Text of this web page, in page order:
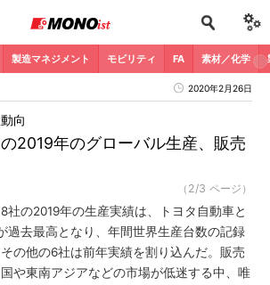
製造マネジメント モビリティ FA 素材／化学
2020年2月26日
2019年のグローバル生産、販売
向
（2/3 ページ）
社の2019年の生産実績は、トヨタ自動車と
過去最高となり、年間世界生産台数の記録
の他の6社は前年実績を割り込んだ。販売
や東南アジアなどの市場が低迷する中、唯